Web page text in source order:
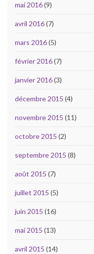
mai 2016(9)
avril 2016(7)
mars 2016(5)
février 2016(7)
janvier 2016(3)
décembre 2015 (4)
novembre 2015 (11)
octobre 2015 (2)
septembre 2015 (8)
août 2015 (7)
juillet 2015 (5)
juin 2015 (16)
mai 2015 (13)
avril 2015 (14)